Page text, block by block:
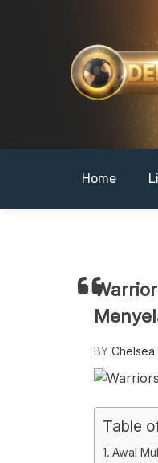
Home
BY Chelsea
Table
Awal